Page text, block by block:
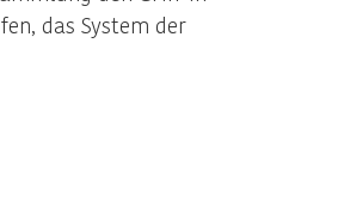
das System der